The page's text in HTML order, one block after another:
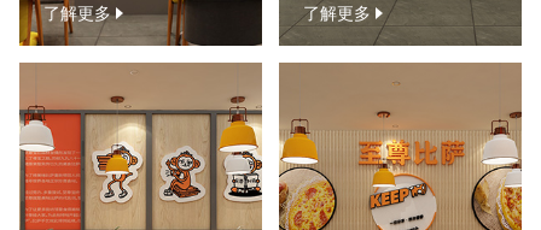
了解更多
了解更多